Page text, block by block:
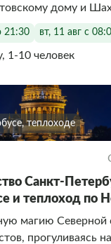
дому и
21:30 вт, 11 авг с
1-10 человек
теплоходе
Санкт-
и теплоход по
магию Северной
прогуливаясь